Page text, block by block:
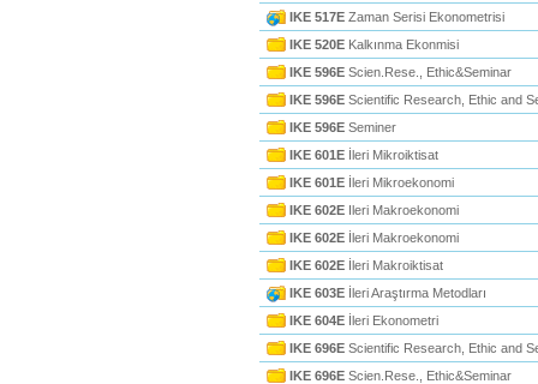
IKE 517E Zaman Serisi Ekonometrisi
IKE 520E Kalkınma Ekonmisi
IKE 596E Scien.Rese., Ethic&Seminar
IKE 596E Scientific Research, Ethic and
IKE 596E Seminer
IKE 601E İleri Mikroiktisat
IKE 601E İleri Mikroekonomi
IKE 602E Ileri Makroekonomi
IKE 602E İleri Makroekonomi
IKE 602E İleri Makroiktisat
IKE 603E İleri Araştırma Metodları
IKE 604E İleri Ekonometri
IKE 696E Scientific Research, Ethic and
IKE 696E Scien.Rese., Ethic&Seminar